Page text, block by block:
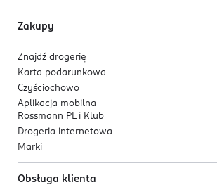
Zakupy
Znajdź drogerię
Karta podarunkowa
Czyściochowo
Aplikacja mobilna
Rossmann PL i Klub
Drogeria internetowa
Marki
Obsługa klienta